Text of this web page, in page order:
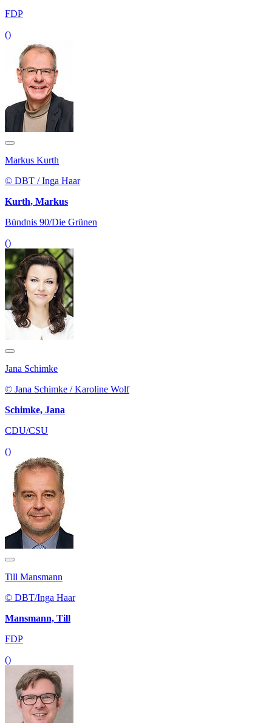
FDP
()
Markus Kurth
© DBT / Inga Haar
Kurth, Markus
Bündnis 90/Die Grünen
()
Jana Schimke
© Jana Schimke / Karoline Wolf
Schimke, Jana
CDU/CSU
()
Till Mansmann
© DBT/Inga Haar
Mansmann, Till
FDP
()